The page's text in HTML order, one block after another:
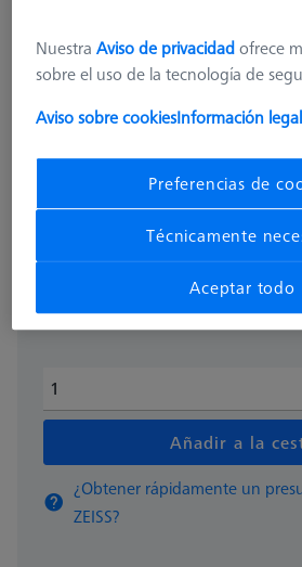
Conector de sonda para
600660-8365-000
354,90 € más
Añadir a la
¿Obtener rápidamente un
ZEISS?
NuestraAviso de privacidadofrece
sobre el uso de la tecnología de
Aviso sobre cookiesInformación legal
Preferencias de
Técnicamente
Aceptar todo